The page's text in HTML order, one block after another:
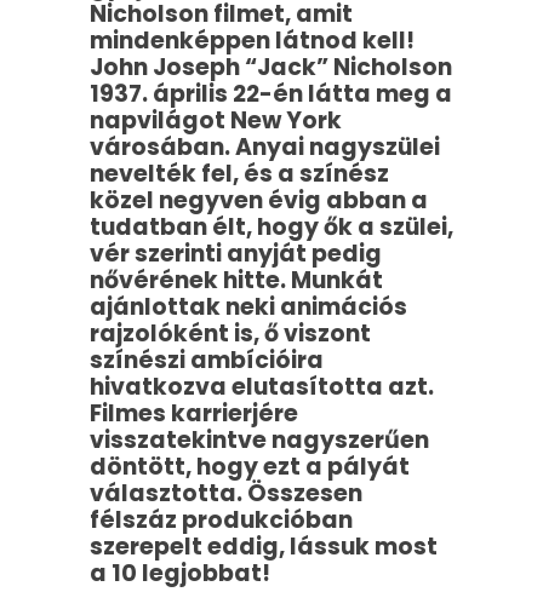
Nicholson filmet, amit
mindenképpen látnod kell!
John Joseph “Jack” Nicholson
1937. április 22-én látta meg a
napvilágot New York
városában. Anyai nagyszülei
nevelték fel, és a színész
közel negyven évig abban a
tudatban élt, hogy ők a szülei,
vér szerinti anyját pedig
nővérének hitte. Munkát
ajánlottak neki animációs
rajzolóként is, ő viszont
színészi ambícióira
hivatkozva elutasította azt.
Filmes karrierjére
visszatekintve nagyszerűen
döntött, hogy ezt a pályát
választotta. Összesen
félszáz produkcióban
szerepelt eddig, lássuk most
a 10 legjobbat!